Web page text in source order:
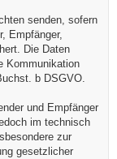
senden, sofern
Empfänger,
Die Daten
Kommunikation
b DSGVO.
und Empfänger
im technisch
zur
gesetzlicher